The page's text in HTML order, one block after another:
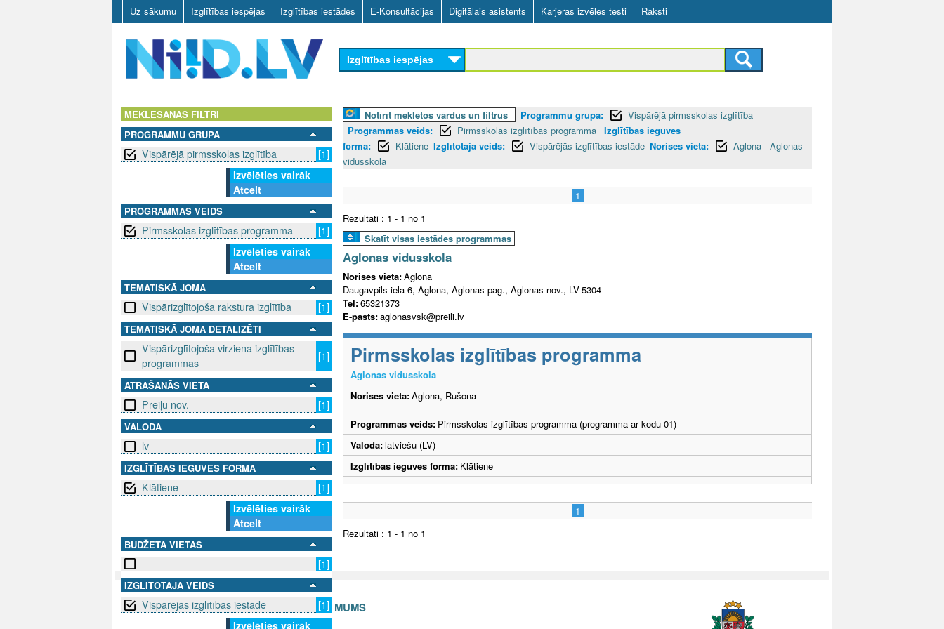
Skip
to
main
content
Uz sākumu Izglītības iespējas Izglītības iestādes E-Konsultācijas Digitālais asistents Karjeras izvēles testi Raksti
Izglītības iespējas
MEKLĒŠANAS FILTRI
PROGRAMMU GRUPA
Vispārējā pirmsskolas izglītība
[1]
Izvēlēties vairāk
Atcelt
PROGRAMMAS VEIDS
Pirmsskolas izglītības programma
[1]
Izvēlēties vairāk
Atcelt
TEMATISKĀ JOMA
Vispārizglītojoša rakstura izglītība [1]
TEMATISKĀ JOMA DETALIZĒTI
Vispārizglītojoša virziena izglītības
programmas
[1]
ATRAŠANĀS VIETA
Preiļu nov. [1]
VALODA
lv [1]
IZGLĪTĪBAS IEGUVES FORMA
Klātiene
[1]
Izvēlēties vairāk
Atcelt
BUDŽETA VIETAS
[1]
IZGLĪTOTĀJA VEIDS
Vispārējās izglītības iestāde
[1]
Izvēlēties vairāk
Notīrīt meklētos vārdus un filtrus Programmu grupa:
Vispārējā pirmsskolas izglītība
Programmas veids:
Pirmsskolas izglītības programma Izglītības ieguves
forma:
Klātiene Izglītotāja veids: Vispārējās izglītības iestāde Norises vieta:
Aglona - Aglonas
vidusskola
1
Rezultāti : 1 - 1 no 1
Skatīt visas iestādes programmas
Aglonas vidusskola
Norises vieta:Aglona
Daugavpils iela 6, Aglona, Aglonas pag., Aglonas nov., LV-5304
Tel:65321373
E-pasts:aglonasvsk@preili.lv
Pirmsskolas izglītības programma
Aglonas vidusskola
Norises vieta:Aglona, Rušona
Programmas veids: Pirmsskolas izglītības programma (programma ar kodu 01)
Valoda:latviešu (LV)
Izglītības ieguves forma: Klātiene
1
Rezultāti : 1 - 1 no 1
SEKO MUMS SAZINIES AR MUMS